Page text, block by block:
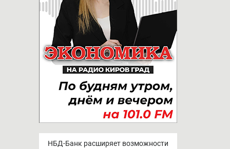
НБД-Банк расширяет возможности